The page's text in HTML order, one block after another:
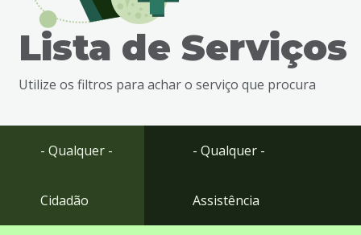
busca
Ir
Lista de Serviços
Utilize os filtros para achar o serviço que procura
- Qualquer -
Cidadão
- Qualquer -
Assistência